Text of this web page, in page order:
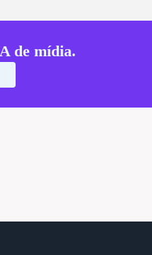
de mídia.